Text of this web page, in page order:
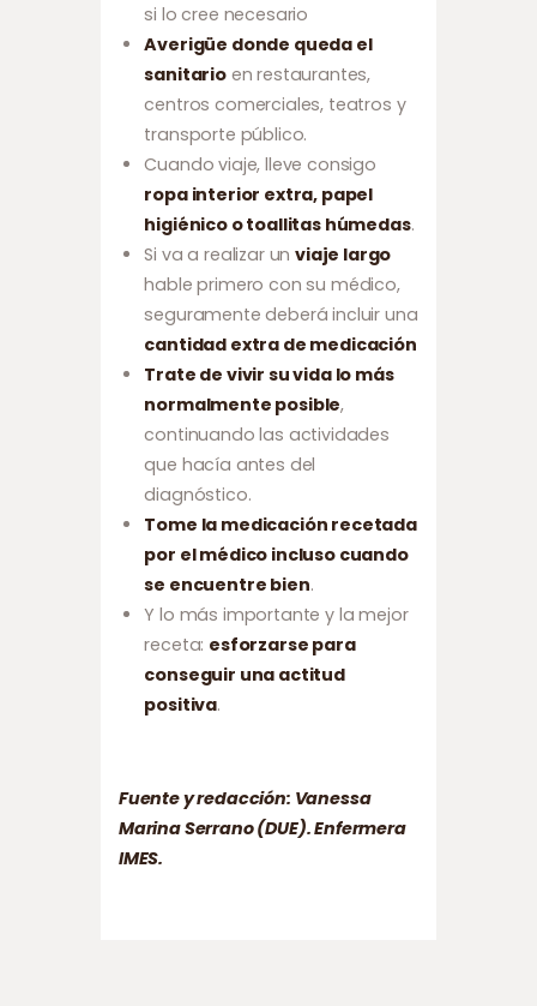
si lo cree necesario
Averigüe donde queda el
sanitarioen restaurantes,
centros comerciales, teatros y
transporte público.
Cuando viaje, lleve consigo
ropa interior extra, papel
higiénico o toallitas húmedas.
Si va a realizar unviaje largo
hable primero con su médico,
seguramente deberá incluir una
cantidad extra de medicación
Trate de vivir su vida lo más
normalmente posible,
continuando las actividades
que hacía antes del
diagnóstico.
Tome la medicación recetada
por el médico incluso cuando
se encuentre bien.
Y lo más importante y la mejor
receta: esforzarse para
conseguir una actitud
positiva.
Fuente y redacción: Vanessa
Marina Serrano (DUE). Enfermera
IMES.